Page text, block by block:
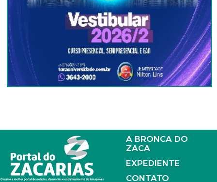
A BRONCA DO
ZACA
EXPEDIENTE
CONTATO